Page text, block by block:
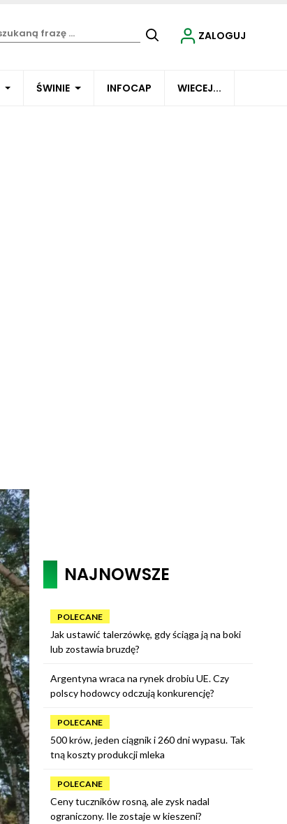
ŚWINIE INFOCAP WIECEJ...
ZALOGUJ
NAJNOWSZE
POLECANE
Jak ustawić talerzówkę, gdy ściąga ją na boki
lub zostawia bruzdę?
Argentyna wraca na rynek drobiu UE. Czy
polscy hodowcy odczują konkurencję?
POLECANE
500 krów, jeden ciągnik i 260 dni wypasu. Tak
tną koszty produkcji mleka
POLECANE
Ceny tuczników rosną, ale zysk nadal
ograniczony. Ile zostaje w kieszeni?